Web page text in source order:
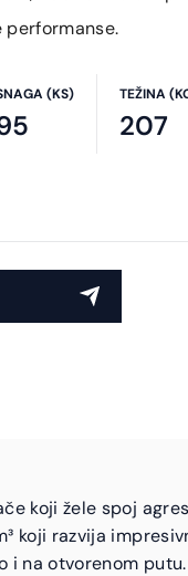
performanse.
(KS) TEŽINA
207
koji žele spoj
koji razvija
i na otvorenom putu.